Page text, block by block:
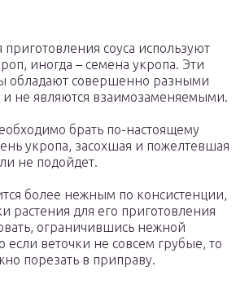
соуса используют
иногда – семена укропа. Эти
обладают совершенно разными
и не являются взаимозаменяемыми.
брать по-настоящему
укропа, засохшая и пожелтевшая
не подойдет.
более нежным по консистенции,
растения для его приготовления
ограничившись нежной
если веточки не совсем грубые, то
порезать в приправу.